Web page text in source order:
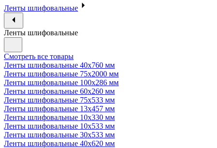
Ленты шлифовальные
Ленты шлифовальные
Смотреть все товары
Ленты шлифовальные 40х760 мм
Ленты шлифовальные 75х2000 мм
Ленты шлифовальные 100х286 мм
Ленты шлифовальные 60х260 мм
Ленты шлифовальные 75х533 мм
Ленты шлифовальные 13х457 мм
Ленты шлифовальные 10х330 мм
Ленты шлифовальные 10х533 мм
Ленты шлифовальные 30х533 мм
Ленты шлифовальные 40х620 мм